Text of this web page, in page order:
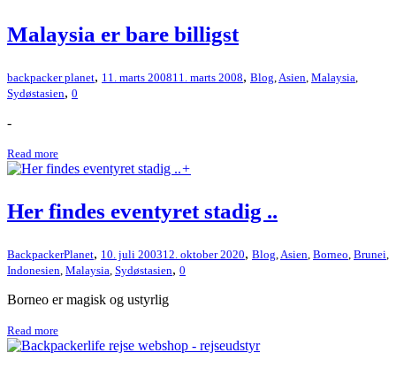
Malaysia er bare billigst
backpacker planet, 11. marts 200811. marts 2008, Blog Asien Malaysia
Sydøstasien, 0
-
Read more
+
Her findes eventyret stadig ..
BackpackerPlanet, 10. juli 200312. oktober 2020, Blog Asien Borneo Brunei
Indonesien Malaysia Sydøstasien, 0
Borneo er magisk og ustyrlig
Read more